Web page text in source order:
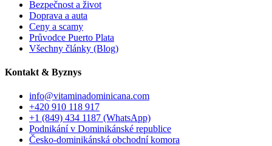
Bezpečnost a život
Doprava a auta
Ceny a scamy
Průvodce Puerto Plata
Všechny články (Blog)
Kontakt & Byznys
info@vitaminadominicana.com
+420 910 118 917
+1 (849) 434 1187 (WhatsApp)
Podnikání v Dominikánské republice
Česko-dominikánská obchodní komora